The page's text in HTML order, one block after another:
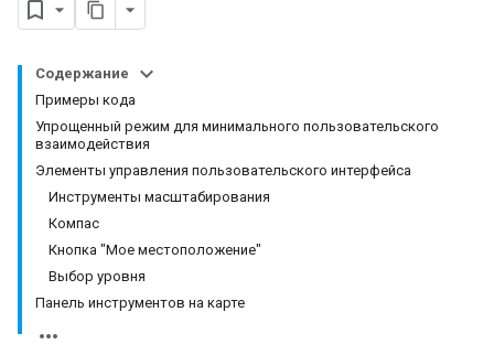
Содержание
Примеры кода
Упрощенный режим для минимального пользовательского
взаимодействия
Элементы управления пользовательского интерфейса
Инструменты масштабирования
Компас
Кнопка "Мое местоположение"
Выбор уровня
Панель инструментов на карте